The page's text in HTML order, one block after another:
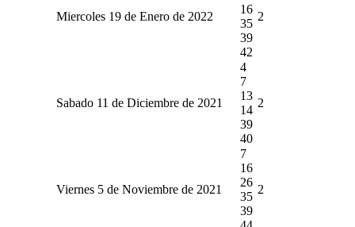
Miercoles 19 de Enero de 2022
16
35
39
42
2
Sabado 11 de Diciembre de 2021
4
7
13
14
39
40
2
Viernes 5 de Noviembre de 2021
7
16
26
35
39
2